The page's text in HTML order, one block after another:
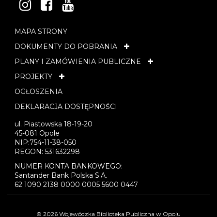
INSTAGRAM
FACEBOOK
YOUTUBE
MAPA STRONY
DOKUMENTY DO POBRANIA
PLANY I ZAMÓWIENIA PUBLICZNE
PROJEKTY
OGŁOSZENIA
DEKLARACJA DOSTĘPNOŚCI
ul. Piastowska 18-19-20
45-081 Opole
NIP:754-11-38-050
REGON: 531632298
NUMER KONTA BANKOWEGO:
Santander Bank Polska S.A.
62 1090 2138 0000 0005 5600 0447
© 2026 Wojewódzka Biblioteka Publiczna w Opolu